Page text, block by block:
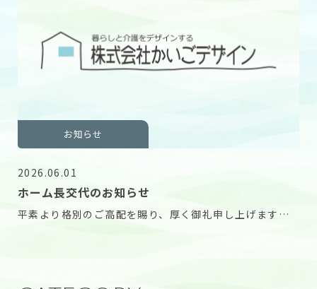
お知らせ
2026.06.01
ホーム長交代のお知らせ
平素より格別のご高配を賜り、厚く御礼申し上げます。